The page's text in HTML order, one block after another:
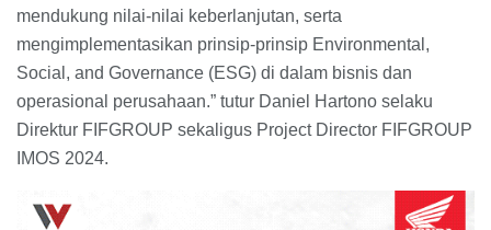
mendukung nilai-nilai keberlanjutan, serta
mengimplementasikan prinsip-prinsip Environmental,
Social, and Governance (ESG) di dalam bisnis dan
operasional perusahaan.” tutur Daniel Hartono selaku
Direktur FIFGROUP sekaligus Project Director FIFGROUP
IMOS 2024.